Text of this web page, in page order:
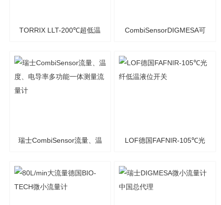
TORRIX LLT-200℃超低温 CombiSensorDIGMESA可
计
瑞士CombiSensor流量、温
流量计
LOF德国FAFNIR-105℃光